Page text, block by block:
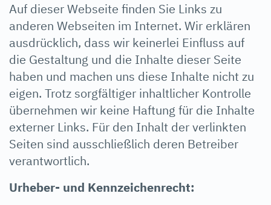
Auf dieser Webseite finden Sie Links zu
anderen Webseiten im Internet. Wir erklären
ausdrücklich, dass wir keinerlei Einfluss auf
die Gestaltung und die Inhalte dieser Seite
haben und machen uns diese Inhalte nicht zu
eigen. Trotz sorgfältiger inhaltlicher Kontrolle
übernehmen wir keine Haftung für die Inhalte
externer Links. Für den Inhalt der verlinkten
Seiten sind ausschließlich deren Betreiber
verantwortlich.
Urheber- und Kennzeichenrecht: